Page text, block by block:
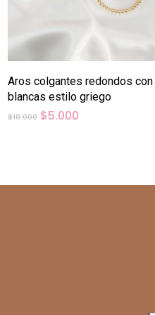
Añadir Al Carrito
Aros colgantes redondos
blancas estilo griego
$10.000 El
$5.000